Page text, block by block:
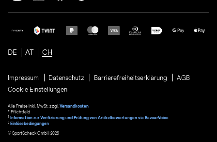
DE AT CH
Impressum Datenschutz Barrierefreiheitserklärung
AGB
Cookie Einstellungen
Alle Preise inkl. MwSt. zzgl. Versandkosten
* Pflichtfeld
1
Information zur Verifizierung und Prüfung von Artikelbewertungen via BazaarVoice
² Einlösebedingungen
© SportScheck GmbH 2026